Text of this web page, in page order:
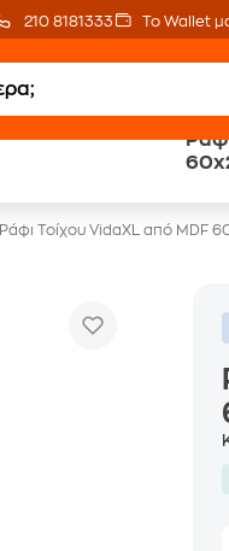
210 8181333 Το Wallet
Ράφι Τοίχου VidaXL από MDF